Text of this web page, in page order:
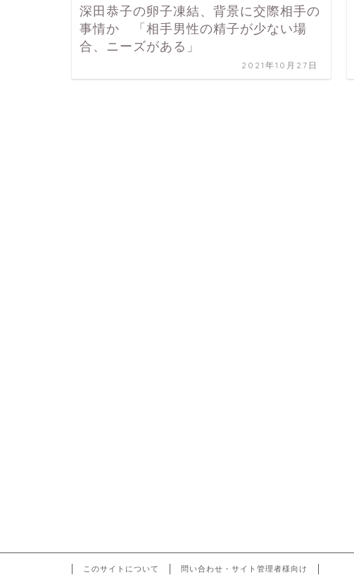
深田恭子の卵子凍結、背景に交際相手の
事情か 「相手男性の精子が少ない場
合、ニーズがある」
2021年10月27日
このサイトについて 問い合わせ・サイト管理者様向け